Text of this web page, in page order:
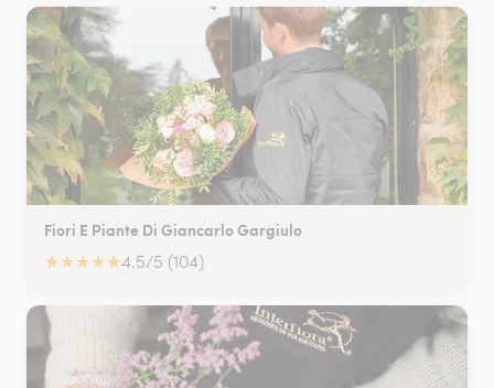
Fiori E Piante Di Giancarlo Gargiulo
★★★★★4.5/5 (104)